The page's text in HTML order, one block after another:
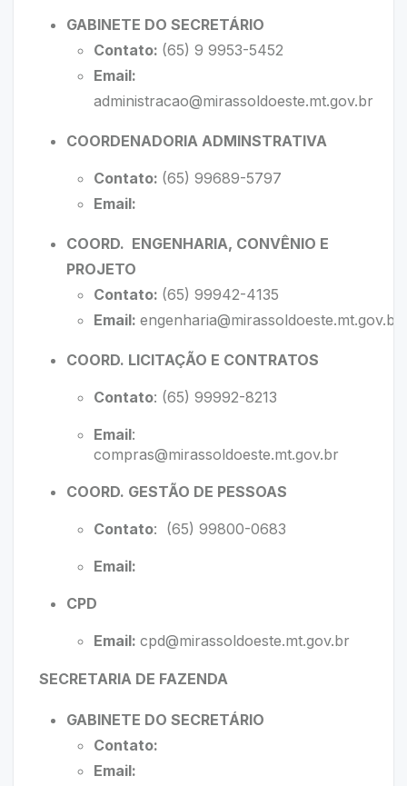
GABINETE DO SECRETÁRIO
Contato: (65) 9 9953-5452
Email:
administracao@mirassoldoeste.mt.gov.br
COORDENADORIA ADMINSTRATIVA
Contato: (65) 99689-5797
Email:
COORD. ENGENHARIA, CONVÊNIO E
PROJETO
Contato: (65) 99942-4135
Email: engenharia@mirassoldoeste.mt.gov.br
COORD. LICITAÇÃO E CONTRATOS
Contato: (65) 99992-8213
Email:
compras@mirassoldoeste.mt.gov.br
COORD. GESTÃO DE PESSOAS
Contato: (65) 99800-0683
Email:
CPD
Email: cpd@mirassoldoeste.mt.gov.br
SECRETARIA DE FAZENDA
GABINETE DO SECRETÁRIO
Contato:
Email: